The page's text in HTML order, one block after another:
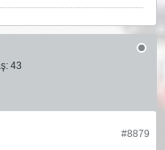
43
#8879